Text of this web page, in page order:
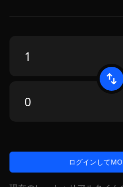
ログインして